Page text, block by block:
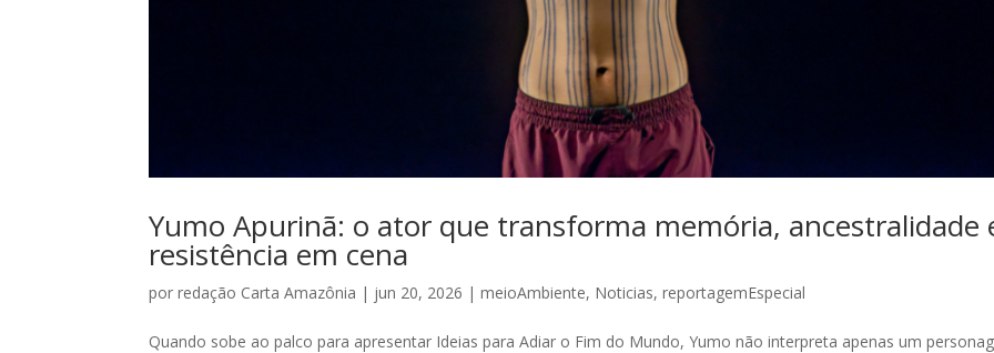
Yumo Apurinã: o ator que transforma memória, ancestralidade
resistência em cena
porredação Carta Amazônia | jun 20, 2026 |meioAmbiente, Noticias,reportagemEspecial
Quando sobe ao palco para apresentar Ideias para Adiar o Fim do Mundo, Yumo não interpreta apenas um